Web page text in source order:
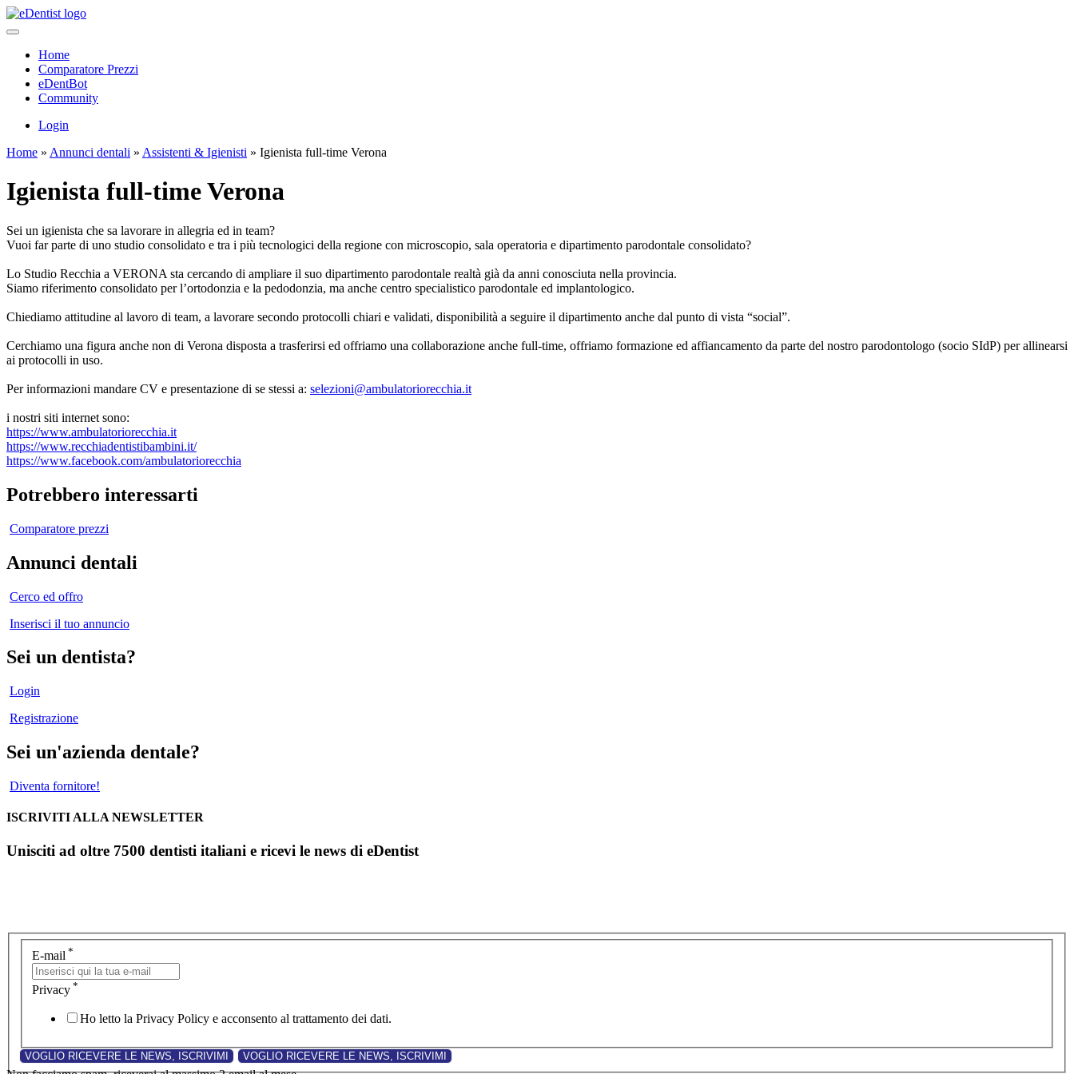
Home
Comparatore Prezzi
eDentBot
Community
Login
Home » Annunci dentali » Assistenti & Igienisti » Igienista full-time Verona
Igienista full-time Verona
Sei un igienista che sa lavorare in allegria ed in team?
Vuoi far parte di uno studio consolidato e tra i più tecnologici della regione con microscopio, sala operatoria e dipartimento parodontale consolidato?
Lo Studio Recchia a VERONA sta cercando di ampliare il suo dipartimento parodontale realtà già da anni conosciuta nella provincia.
Siamo riferimento consolidato per l’ortodonzia e la pedodonzia, ma anche centro specialistico parodontale ed implantologico.
Chiediamo attitudine al lavoro di team, a lavorare secondo protocolli chiari e validati, disponibilità a seguire il dipartimento anche dal punto di vista “social”.
Cerchiamo una figura anche non di Verona disposta a trasferirsi ed offriamo una collaborazione anche full-time, offriamo formazione ed affiancamento da parte del nostro parodontologo (socio SIdP) per allinearsi
ai protocolli in uso.
Per informazioni mandare CV e presentazione di se stessi a: selezioni@ambulatoriorecchia.it
i nostri siti internet sono:
https://www.ambulatoriorecchia.it
https://www.recchiadentistibambini.it/
https://www.facebook.com/ambulatoriorecchia
Potrebbero interessarti
Comparatore prezzi
Annunci dentali
Cerco ed offro
Inserisci il tuo annuncio
Sei un dentista?
Login
Registrazione
Sei un'azienda dentale?
Diventa fornitore!
ISCRIVITI ALLA NEWSLETTER
Unisciti ad oltre 7500 dentisti italiani e ricevi le news di eDentist
E-mail *
Privacy *
Ho letto la Privacy Policy e acconsento al trattamento dei dati.